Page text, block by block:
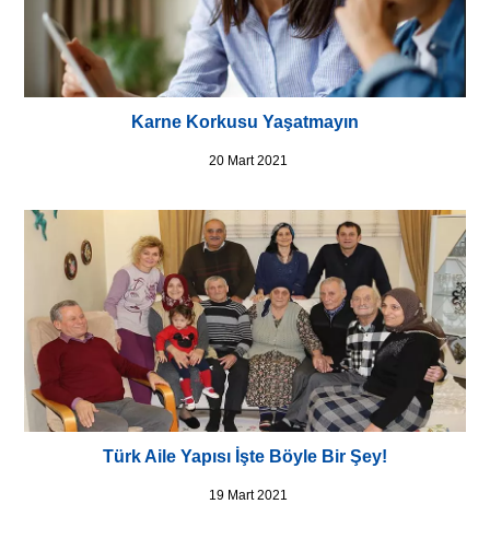
Karne Korkusu Yaşatmayın
20 Mart 2021
Türk Aile Yapısı İşte Böyle Bir Şey!
19 Mart 2021